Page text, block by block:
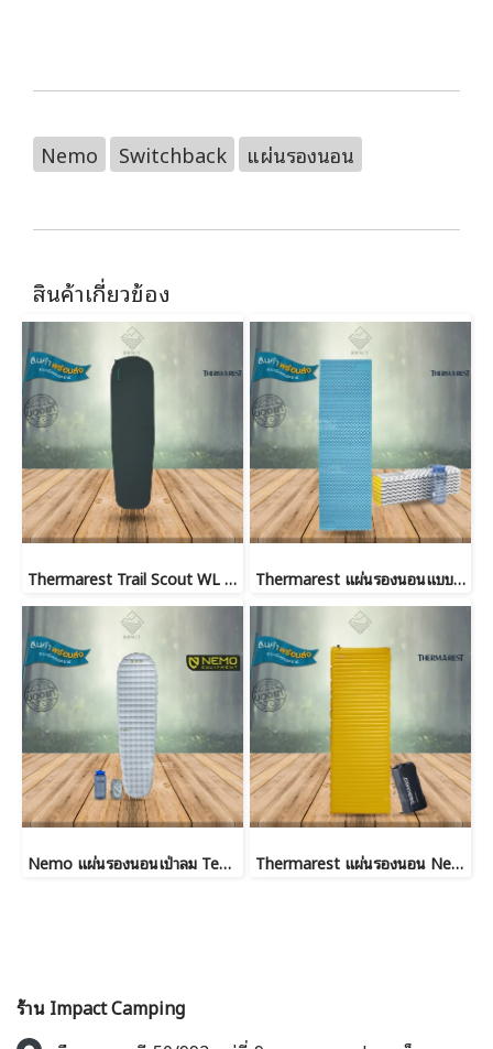
Nemo Switchback แผ่นรองนอน
สินค้าเกี่ยวข้อง
Thermarest Trail Scout WL Deep Forest แผ่นรองนอนแบบพองลมเองได้ Thermarest แผ่นรองนอนแบบพับ Z-Lite Sol
Nemo แผ่นรองนอนเป่าลม Tensor Elite Ultralight Thermarest แผ่นรองนอน Neoair X-Lite NXT Max
ร้าน Impact Camping